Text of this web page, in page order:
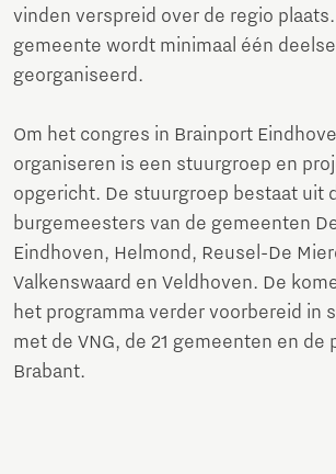
vinden verspreid over de regio
gemeente wordt minimaal één
georganiseerd.
Om het congres in Brainport
organiseren is een stuurgroep en
opgericht. De stuurgroep bestaat uit
burgemeesters van de gemeenten
Eindhoven, Helmond, Reusel-De
Valkenswaard en Veldhoven. De
het programma verder voorbereid in
met de VNG, de 21 gemeenten en de
Brabant.